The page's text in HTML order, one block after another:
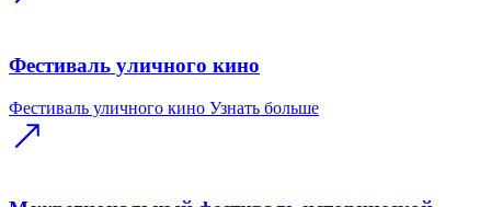
Фестиваль уличного кино
Фестиваль уличного кино Узнать больше